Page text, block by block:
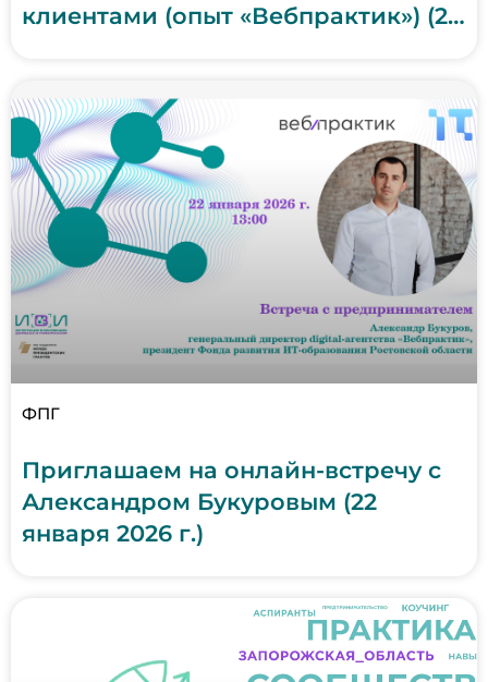
клиентами (опыт «Вебпрактик») (22
ФПГ
Приглашаем на онлайн-встречу с
Александром Букуровым (22
января 2026 г.)